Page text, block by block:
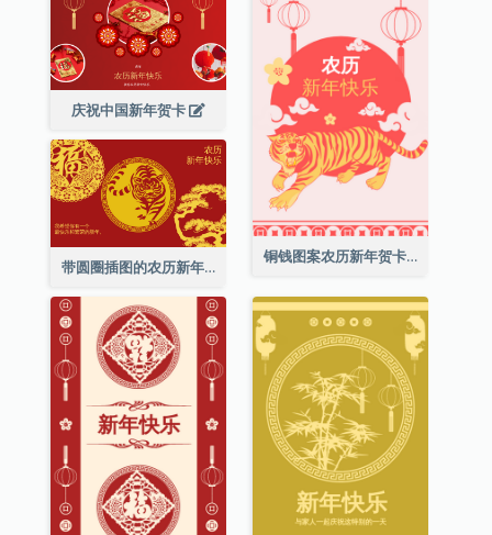
庆祝中国新年贺卡
铜钱图案农历新年贺卡
带圆圈插图的农历新年快乐贺卡